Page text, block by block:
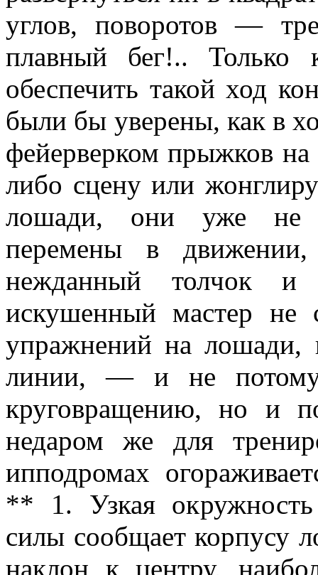
углов, поворотов —
плавный бег!.. Только
обеспечить такой ход
были бы уверены, как в
фейерверком прыжков
либо сцену или
лошади, они уже не
перемены в движении,
нежданный толчок
искушенный мастер не
упражнений на
линии, — и не
круговращению, но и
недаром же для
ипподромах
** 1. Узкая
силы сообщает корпусу
наклон к центру,